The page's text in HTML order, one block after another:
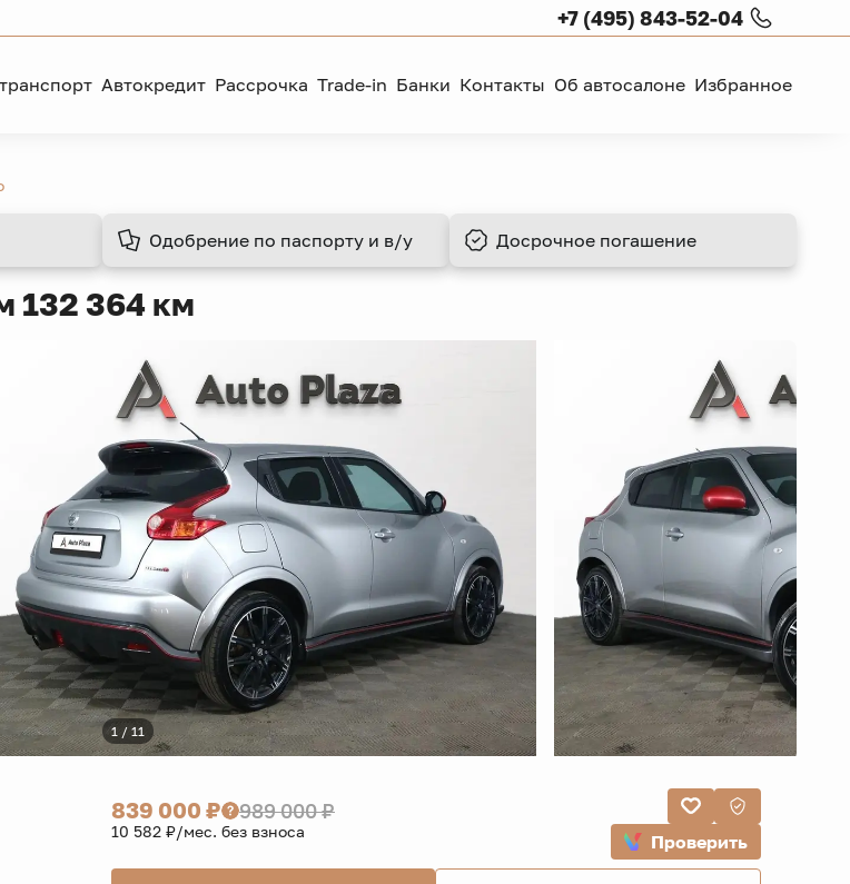
+7 (495) 843-52-04
Автокредит Рассрочка Trade-in Банки Контакты Об автосалоне Избранное
Одобрение по паспорту и в/у Досрочное погашение
132 364 км
1 / 11
839 000 ₽ 989 000 ₽
10 582 ₽/мес. без взноса Проверить